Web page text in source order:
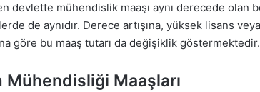
devlette mühendislik maaşı aynı derecede olan
de aynıdır. Derece artışına, yüksek lisans
göre bu maaş tutarı da değişiklik göstermektedir.
Mühendisliği Maaşları